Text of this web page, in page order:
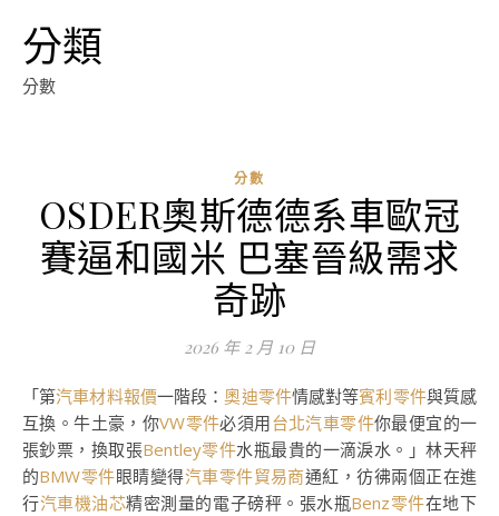
分類
分數
分數
OSDER奧斯德德系車歐冠
賽逼和國米 巴塞晉級需求
奇跡
2026 年 2 月 10 日
「第汽車材料報價一階段：奧迪零件情感對等賓利零件與質感
互換。牛土豪，你VW零件必須用台北汽車零件你最便宜的一
張鈔票，換取張Bentley零件水瓶最貴的一滴淚水。」林天秤
的BMW零件眼睛變得汽車零件貿易商通紅，彷彿兩個正在進
行汽車機油芯精密測量的電子磅秤。張水瓶Benz零件在地下